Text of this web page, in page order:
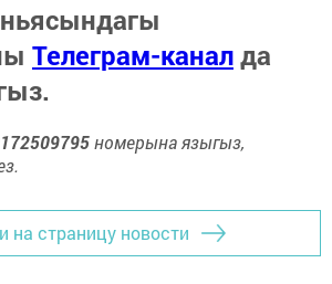
Телеграм-каналда
номерына языгыз,
на страницу новости